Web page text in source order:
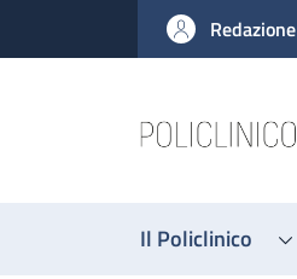
al contenuto principale
to footer content
Redazione
Il Policlinico